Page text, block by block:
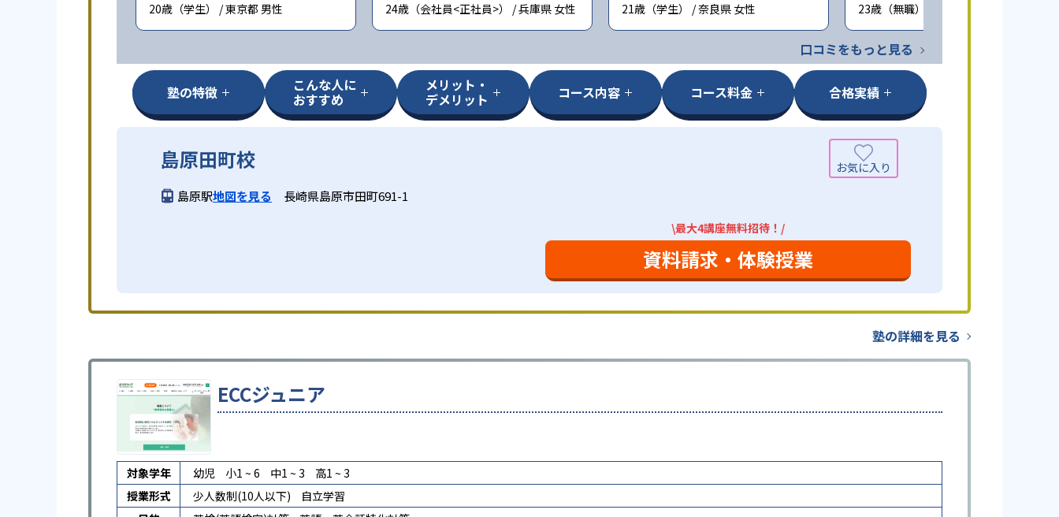
20歳（学生） / 東京都 男性
24歳（会社員<正社員>） / 兵庫県 女性
21歳（学生） / 奈良県 女性
23歳（無職） / 神奈川県 男性
口コミをもっと見る
塾の特徴 こんな人に
おすすめ
メリット・
デメリット コース内容 コース料金 合格実績
島原田町校
島原駅地図を見る 長崎県島原市田町691-1
\最大4講座無料招待！/
資料請求・体験授業
塾の詳細を見る
ECCジュニア
対象学年 幼児 小1 ~ 6 中1 ~ 3
高1 ~ 3
授業形式
少人数制(10人以下)
自立学習